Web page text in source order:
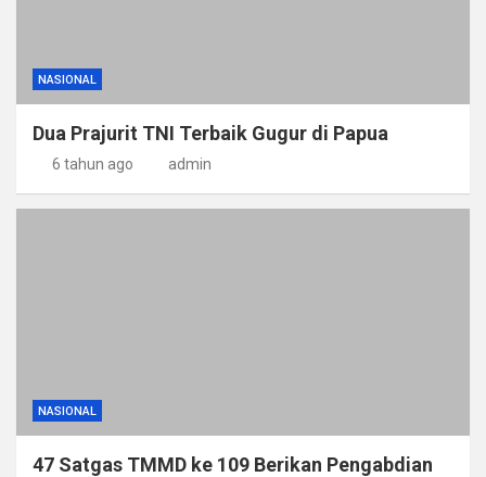
NASIONAL
Dua Prajurit TNI Terbaik Gugur di Papua
6 tahun ago admin
NASIONAL
47 Satgas TMMD ke 109 Berikan Pengabdian